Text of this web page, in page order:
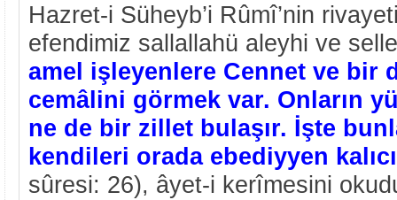
Hazret-i Süheyb’i Rûmî’nin
efendimiz sallallahü aleyhi ve
amel işleyenlere Cennet ve bir
cemâlini görmek var. Onların
ne de bir zillet bulaşır. İşte
kendileri orada ebediyyen
sûresi: 26), âyet-i kerîmesini